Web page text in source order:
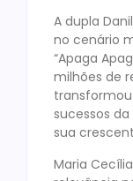
A dupla
no cenário
“Apaga
milhões de
sucessos
sua
Maria